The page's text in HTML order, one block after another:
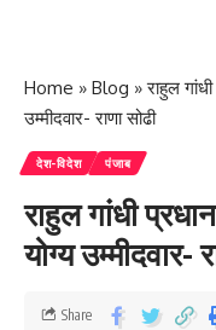
Home » Blog »राहुल
उम्मीदवार- राणा सोढी
देश-विदेश पंजाब
राहुल गांधी
योग्य उम्मीदवार-
Share